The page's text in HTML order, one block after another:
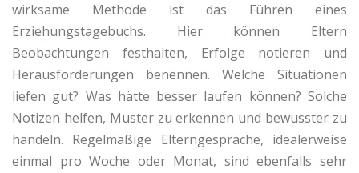
wirksame Methode ist das Führen eines
Erziehungstagebuchs. Hier können Eltern
Beobachtungen festhalten, Erfolge notieren und
Herausforderungen benennen. Welche Situationen
liefen gut? Was hätte besser laufen können? Solche
Notizen helfen, Muster zu erkennen und bewusster zu
handeln. Regelmäßige Elterngespräche, idealerweise
einmal pro Woche oder Monat, sind ebenfalls sehr